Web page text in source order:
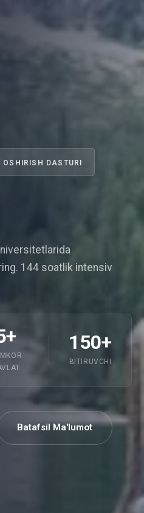
DASTURI
144 soatlik intensiv
150+
BITIRUVCHI
Batafsil Ma'lumot